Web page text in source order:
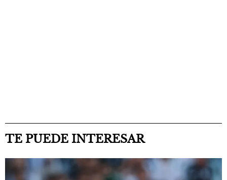
TE PUEDE INTERESAR